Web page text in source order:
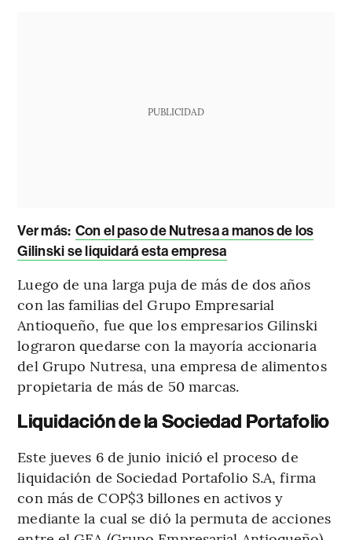
PUBLICIDAD
Ver más: Con el paso de Nutresa a manos de los
Gilinski se liquidará esta empresa
Luego de una larga puja de más de dos años
con las familias del Grupo Empresarial
Antioqueño, fue que los empresarios Gilinski
lograron quedarse con la mayoría accionaria
del Grupo Nutresa, una empresa de alimentos
propietaria de más de 50 marcas.
Liquidación de la Sociedad Portafolio
Este jueves 6 de junio inició el proceso de
liquidación de Sociedad Portafolio S.A, firma
con más de COP$3 billones en activos y
mediante la cual se dió la permuta de acciones